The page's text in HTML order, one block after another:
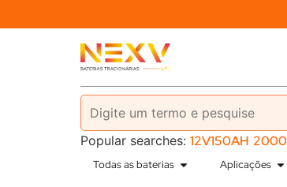
Popular searches: 12V150AH 2000
Todas as baterias Aplicações